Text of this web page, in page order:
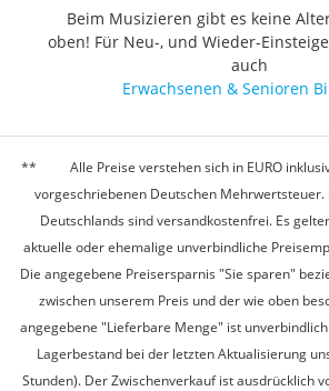
Beim Musizieren gibt es keine
oben! Für Neu-, und Wieder-
auch
Erwachsenen & Senioren
Alle Preise verstehen sich in EURO
vorgeschriebenen Deutschen
Deutschlands sind versandkostenfrei. Es
aktuelle oder ehemalige unverbindliche
Die angegebene Preisersparnis "Sie sparen"
zwischen unserem Preis und der wie oben
angegebene "Lieferbare Menge" ist
Lagerbestand bei der letzten Aktualisierung
Stunden). Der Zwischenverkauf ist ausdrücklich